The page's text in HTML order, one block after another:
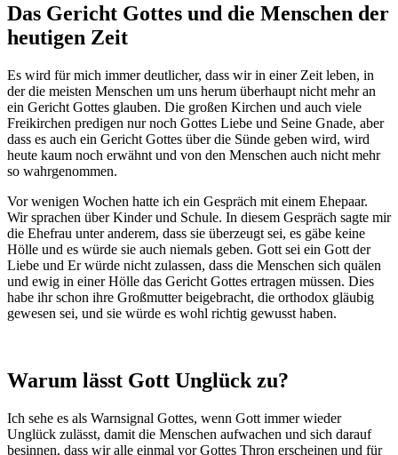
Das Gericht Gottes und die Menschen der
heutigen Zeit
Es wird für mich immer deutlicher, dass wir in einer Zeit leben, in
der die meisten Menschen um uns herum überhaupt nicht mehr an
ein Gericht Gottes glauben. Die großen Kirchen und auch viele
Freikirchen predigen nur noch Gottes Liebe und Seine Gnade, aber
dass es auch ein Gericht Gottes über die Sünde geben wird, wird
heute kaum noch erwähnt und von den Menschen auch nicht mehr
so wahrgenommen.
Vor wenigen Wochen hatte ich ein Gespräch mit einem Ehepaar.
Wir sprachen über Kinder und Schule. In diesem Gespräch sagte mir
die Ehefrau unter anderem, dass sie überzeugt sei, es gäbe keine
Hölle und es würde sie auch niemals geben. Gott sei ein Gott der
Liebe und Er würde nicht zulassen, dass die Menschen sich quälen
und ewig in einer Hölle das Gericht Gottes ertragen müssen. Dies
habe ihr schon ihre Großmutter beigebracht, die orthodox gläubig
gewesen sei, und sie würde es wohl richtig gewusst haben.
Warum lässt Gott Unglück zu?
Ich sehe es als Warnsignal Gottes, wenn Gott immer wieder
Unglück zulässt, damit die Menschen aufwachen und sich darauf
besinnen, dass wir alle einmal vor Gottes Thron erscheinen und für